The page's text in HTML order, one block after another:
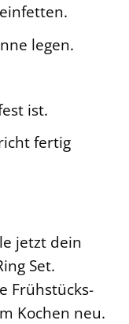
legen.
ist.
fertig
jetzt dein
Set.
Frühstücks-
Kochen neu.